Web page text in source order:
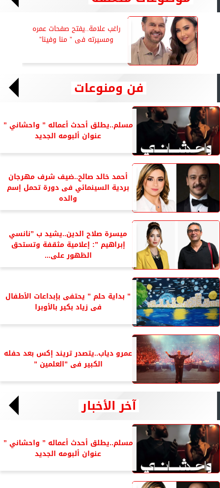
راغب علامة..يفتح صفحات عمره
ومسيرته فى ” منا وفينا”
فن ومنوعات
مسلم..يطلق أحدث أعماله ” واحشاني ”
عنوان ألبومه الجديد
أحمد خالد صالح..ضيف شرف مهرجان
بردية السينمائي فى دورة تحمل إسم
والده
ميسرة صلاح الدين..يشيد ب ”نانسي
إبراهيم ”: إعلامية مثقفة وتستحق
الظهور على...
” بداية حلم ” يحتفى بإبداعات الأطفال
فى زياد بكير بالأوبرا
عمرو دياب..يتصدر تريند إكس بعد حفله
الكبير فى ”العلمين ”
آخر الأخبار
مسلم..يطلق أحدث أعماله ” واحشاني ”
عنوان ألبومه الجديد